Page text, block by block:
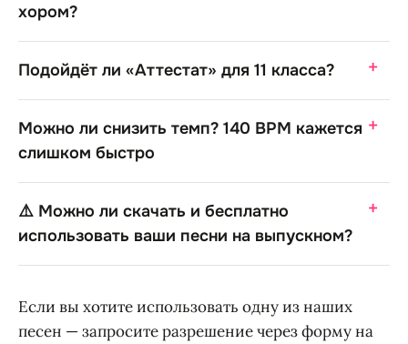
хором?
Подойдёт ли «Аттестат» для 11 класса?
Можно ли снизить темп? 140 BPM кажется
слишком быстро
⚠️ Можно ли скачать и бесплатно
использовать ваши песни на выпускном?
Если вы хотите использовать одну из наших
песен — запросите разрешение через форму на